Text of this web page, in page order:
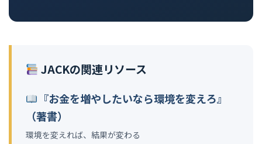
JACKの関連リソース
『お金を増やしたいなら環境を変えろ』
（著書）
環境を変えれば、結果が変わる